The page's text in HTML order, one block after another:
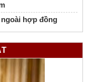
hợp đồng